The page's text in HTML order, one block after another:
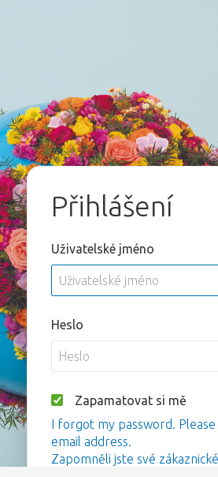
Přihlášení
Uživatelské jméno
Heslo
Zapamatovat si mě
I forgot my password.
email address.
Zapomněli jste své